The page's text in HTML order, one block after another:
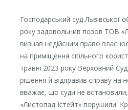
Господарський суд Львівської
року задовольнив позов ТОВ
визнав недійсним право
на приміщення спільного
травні 2023 року Верховний
рішення й відправив справу на
вважає, що суди не
«Листопад Істейт» порушили.